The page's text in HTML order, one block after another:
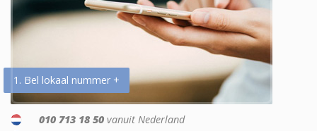
1. Bel lokaal nummer +
010 713 18 50 vanuit Nederland